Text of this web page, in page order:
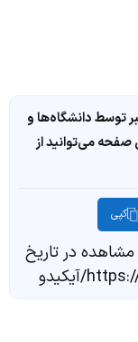
توسط دانشگاه‌ها و
صفحه می‌توانید از
کپی
در تاریخ